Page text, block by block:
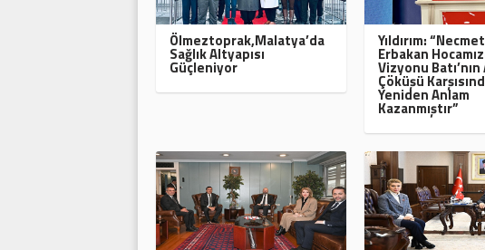
Ölmeztoprak,Malatya’da
Sağlık Altyapısı
Güçleniyor
Yıldırım:
Erbakan
Vizyonu
Çöküşü
Yeniden Anlam
Kazanmıştır”